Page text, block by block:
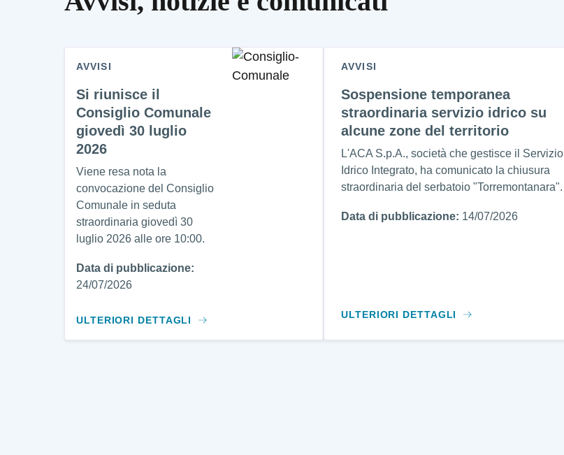
AVVISI
Si riunisce il
Consiglio Comunale
giovedì 30 luglio
2026
Viene resa nota la
convocazione del Consiglio
Comunale in seduta
straordinaria giovedì 30
luglio 2026 alle ore 10:00.
Data di pubblicazione:
24/07/2026
ULTERIORI DETTAGLI
AVVISI
Sospensione temporanea
straordinaria servizio idrico su
alcune zone del territorio
L'ACA S.p.A., società che gestisce il Servizio
Idrico Integrato, ha comunicato la chiusura
straordinaria del serbatoio "Torremontanara".
Data di pubblicazione: 14/07/2026
ULTERIORI DETTAGLI